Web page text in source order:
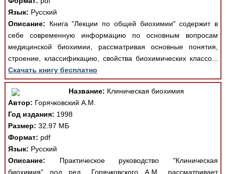
Язык: Русский
Описание: Книга "Лекции по общей биохимии" содержит в
себе современную информацию по основным вопросам
медицинской биохимии, рассматривая основные понятия,
строение, классификацию, свойства биохимических классо...
Скачать книгу бесплатно
Название: Клиническая биохимия
Автор: Горячковский А.М.
Год издания: 1998
Размер: 32.97 МБ
Формат: pdf
Язык: Русский
Описание: Практическое руководство "Клиническая
биохимия" под ред., Горячковского А.М., рассматривает